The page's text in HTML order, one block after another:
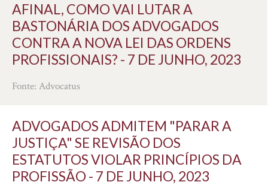
AFINAL, COMO VAI LUTAR A
BASTONÁRIA DOS ADVOGADOS
CONTRA A NOVA LEI DAS ORDENS
PROFISSIONAIS? - 7 DE JUNHO, 2023
Fonte: Advocatus
ADVOGADOS ADMITEM "PARAR A
JUSTIÇA" SE REVISÃO DOS
ESTATUTOS VIOLAR PRINCÍPIOS DA
PROFISSÃO - 7 DE JUNHO, 2023